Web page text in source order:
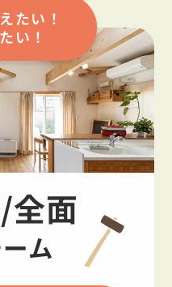
たい！
い！
/全面
ム